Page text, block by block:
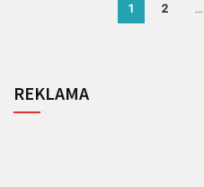
1 2
REKLAMA